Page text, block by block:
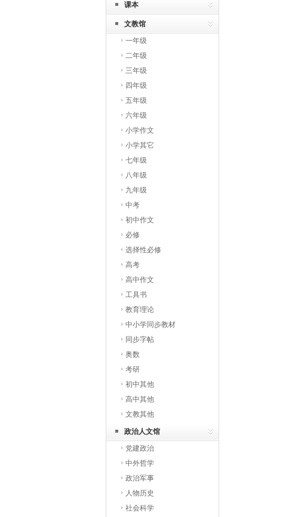
课本
文教馆
一年级
二年级
三年级
四年级
五年级
六年级
小学作文
小学其它
七年级
八年级
九年级
中考
初中作文
必修
选择性必修
高考
高中作文
工具书
教育理论
中小学同步教材
同步字帖
奥数
考研
初中其他
高中其他
文教其他
政治人文馆
党建政治
中外哲学
政治军事
人物历史
社会科学